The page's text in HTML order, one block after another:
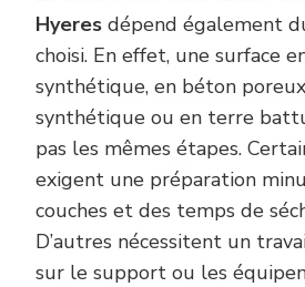
Hyeres dépend également
choisi. En effet, une surface
synthétique, en béton
synthétique ou en terre
pas les mêmes étapes.
exigent une préparation
couches et des temps de
D’autres nécessitent un
sur le support ou les